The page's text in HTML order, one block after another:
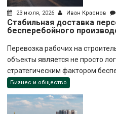
23 июля, 2026 Иван Краснов
Стабильная доставка
бесперебойного
Перевозка рабочих на
объекты является не просто
стратегическим фактором
Бизнес и общество